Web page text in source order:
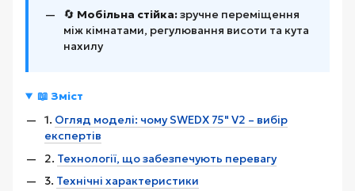
🔄 Мобільна стійка:зручне переміщення
між кімнатами, регулювання висоти та кута
нахилу
📖 Зміст
1. Огляд моделі: чому SWEDX 75" V2 – вибір
експертів
2. Технології, що забезпечують перевагу
3. Технічні характеристики